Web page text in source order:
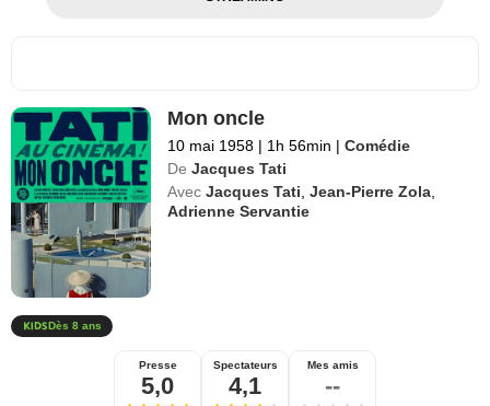
Mon oncle
10 mai 1958 | 1h 56min | Comédie
De Jacques Tati
Avec Jacques Tati,Jean-Pierre Zola,
Adrienne Servantie
Dès 8 ans
Presse
5,0
Spectateurs
4,1
Mes amis
--